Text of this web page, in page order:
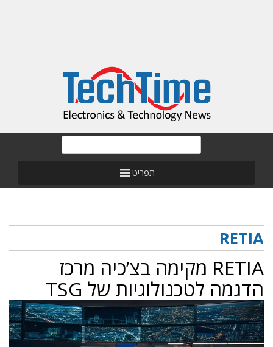
תפריט
RETIA
RETIA מקימה בצ’כיה מרכז
הדגמה לטכנולוגיות של TSG